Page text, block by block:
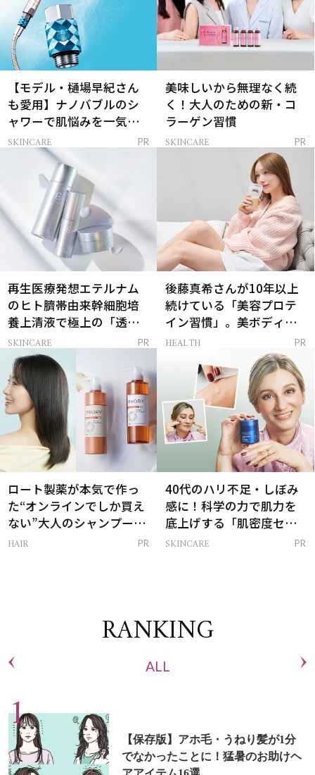
【モデル・樋場早紀さん
も愛用】ナノバブルのシ
ャワーで肌悩みを一気に
解決
SKINCARE PR
美味しいから無理なく続
く！大人のための新・コ
ラーゲン習慣
SKINCARE PR
再生医療発想エテルナム
のヒト臍帯由来幹細胞培
養上清液で極上の「透明
感ハリ肌」へ
SKINCARE PR
後藤真希さんが10年以上
続けている「美容プロテ
イン習慣」。美ボディを
支える朝ルーティンと
HEALTH PR
ロート製薬が本気で作っ
た“オンラインでしか買え
ない”大人のシャンプー＆
トリートメントって？
HAIR PR
40代のハリ不足・しぼみ
感に！科学の力で肌力を
底上げする「肌密度セラ
ム」
SKINCARE PR
RANKING
ALL
【保存版】アホ毛・うねり髪が1分
でなかったことに！猛暑のお助けヘ